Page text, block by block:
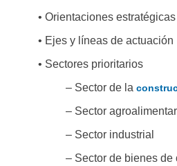
• Orientaciones estratégicas
• Ejes y líneas de actuación
• Sectores prioritarios
– Sector de la
– Sector
– Sector industrial
– Sector de bienes de